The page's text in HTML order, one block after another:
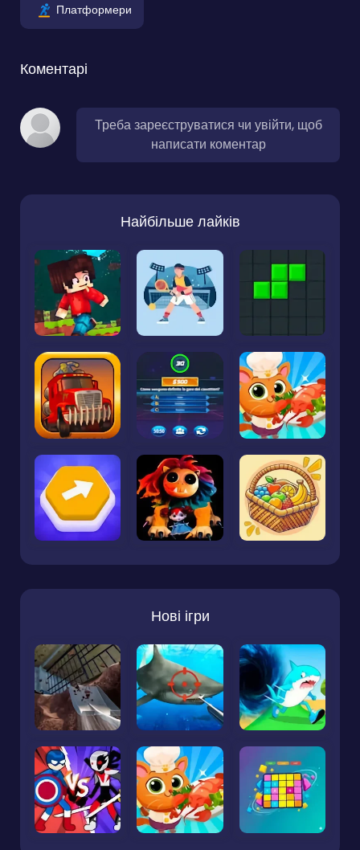
Платформери
Коментарі
Треба зареєструватися чи увійти, щоб
написати коментар
Найбільше лайків
Нові ігри